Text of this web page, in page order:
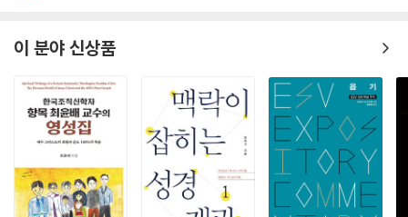
계약의 증인 29,1-31,29 _205
모세의 노래 31,30-32,52 _206
모세의 축복 33,1-29 _209
모세의 죽음 34,1-12 _209
맺음말 _212
감사의 말 _214
참고 문헌 _215
이 분야 신상품